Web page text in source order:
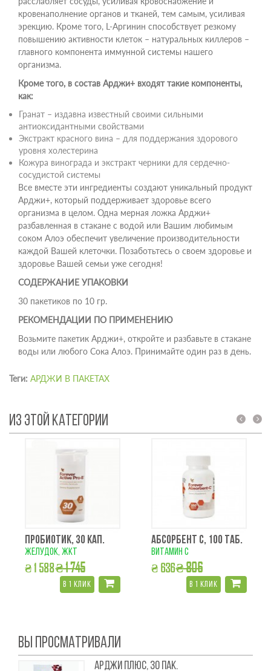
кровенаполнение органов и тканей, тем самым, усиливая
эрекцию. Кроме того, L-Аргинин способствует резкому
повышению активности клеток – натуральных киллеров –
главного компонента иммунной системы нашего
организма.
Кроме того, в состав Арджи+ входят такие компоненты,
как:
Гранат – издавна известный своими сильными
антиоксидантными свойствами
Экстракт красного вина – для поддержания здорового
уровня холестерина
Кожура винограда и экстракт черники для сердечно-
сосудистой системы
Все вместе эти ингредиенты создают уникальный продукт
Арджи+, который поддерживает здоровье всего
организма в целом. Одна мерная ложка Арджи+
разбавленная в стакане с водой или Вашим любимым
соком Алоэ обеспечит увеличение производительности
каждой Вашей клеточки. Позаботьтесь о своем здоровье и
здоровье Вашей семьи уже сегодня!
СОДЕРЖАНИЕ УПАКОВКИ
30 пакетиков по 10 гр.
РЕКОМЕНДАЦИИ ПО ПРИМЕНЕНИЮ
Возьмите пакетик Арджи+, откройте и разбавьте в стакане
воды или любого Сока Алоэ. Принимайте один раз в день.
Теги: АРДЖИ В ПАКЕТАХ
ИЗ ЭТОЙ КАТЕГОРИИ
ПРОБИОТИК, 30 КАП.
желудок, жкт
₴ 1 588₴ 1 745
в 1 клик
АБСОРБЕНТ С, 100 ТАБ.
витамин с
₴ 636₴ 806
в 1 клик
prev next
ВЫ ПРОСМАТРИВАЛИ
АРДЖИ ПЛЮС, 30 ПАК.